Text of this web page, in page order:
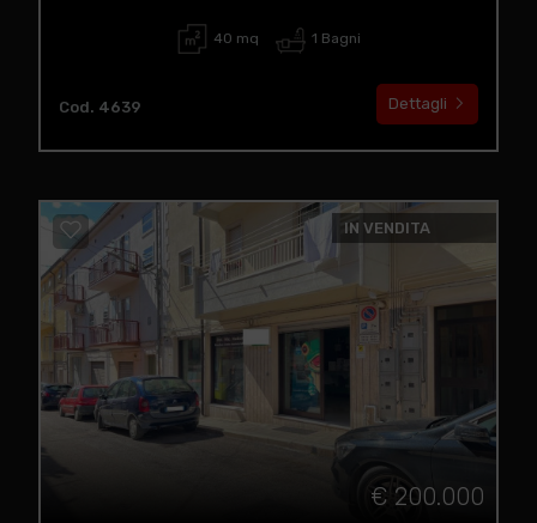
40 mq 1 Bagni
Cod. 4639 Dettagli
IN VENDITA
€ 200.000